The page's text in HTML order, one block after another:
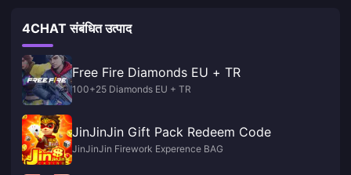
4CHAT संबंधित उत्पाद
Free Fire Diamonds EU + TR
100+25 Diamonds EU + TR
JinJinJin Gift Pack Redeem Code
JinJinJin Firework Experence BAG